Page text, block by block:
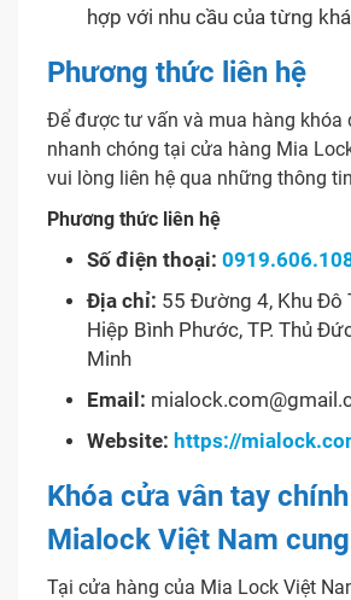
hợp với nhu cầu của từng
Phương thức liên hệ
Để được tư vấn và mua hàng khóa
nhanh chóng tại cửa hàng Mia
vui lòng liên hệ qua những thông
Phương thức liên hệ
Số điện thoại:
Địa chỉ: 55 Đường 4, Khu Đô
Hiệp Bình Phước, TP. Thủ
Minh
Email:
Website: https://
Khóa cửa vân tay
Mialock Việt Nam
Tại cửa hàng của Mia Lock Việt